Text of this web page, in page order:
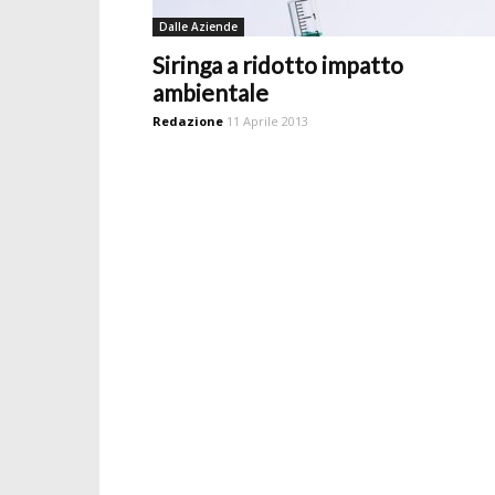
Dalle Aziende
Siringa a ridotto impatto
ambientale
Redazione 11 Aprile 2013